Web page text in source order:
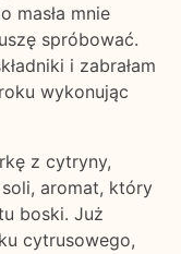
masła mnie
spróbować.
i zabrałam
wykonując
z cytryny,
aromat, który
boski. Już
cytrusowego,